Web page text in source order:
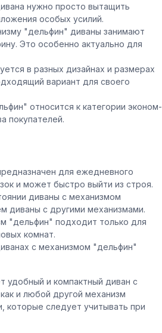
нужно просто вытащить
особых усилий.
"дельфин" диваны занимают
Это особенно актуально для
в разных дизайнах и размерах
вариант для своего
относится к категории эконом-
покупателей.
для ежедневного
и может быстро выйти из строя.
диваны с механизмом
диваны с другими механизмами.
"дельфин" подходит только для
комнат.
с механизмом "дельфин"
и компактный диван с
и любой другой механизм
которые следует учитывать при